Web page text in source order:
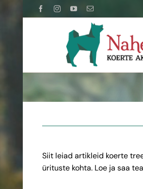
FacebookInstagramYouTubeEmail
Siit leiad artikleid koerte
ürituste kohta. Loe ja saa